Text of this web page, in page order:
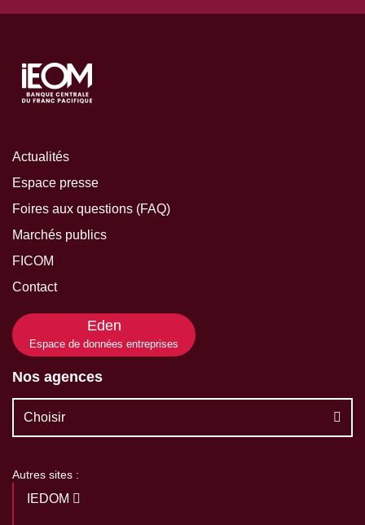
Actualités
Espace presse
Foires aux questions (FAQ)
Marchés publics
FICOM
Contact
Eden
Espace de données entreprises
Nos agences
Choisir
Autres sites :
IEDOM